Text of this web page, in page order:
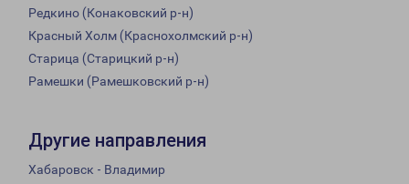
Редкино (Конаковский р-н)
Красный Холм (Краснохолмский р-н)
Старица (Старицкий р-н)
Рамешки (Рамешковский р-н)
Другие направления
Хабаровск - Владимир